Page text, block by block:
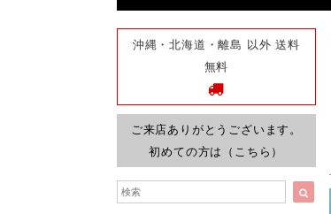
沖縄・北海道・離島 以外 送料
無料
ご来店ありがとうございます。
初めての方は（こちら）